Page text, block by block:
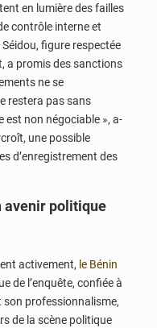
en lumière des failles
contrôle interne et
figure respectée
a promis des sanctions
ne se
restera pas sans
est non négociable », a-
une possible
d’enregistrement des
avenir politique
activement, le Bénin
de l’enquête, confiée à
son professionnalisme,
de la scène politique